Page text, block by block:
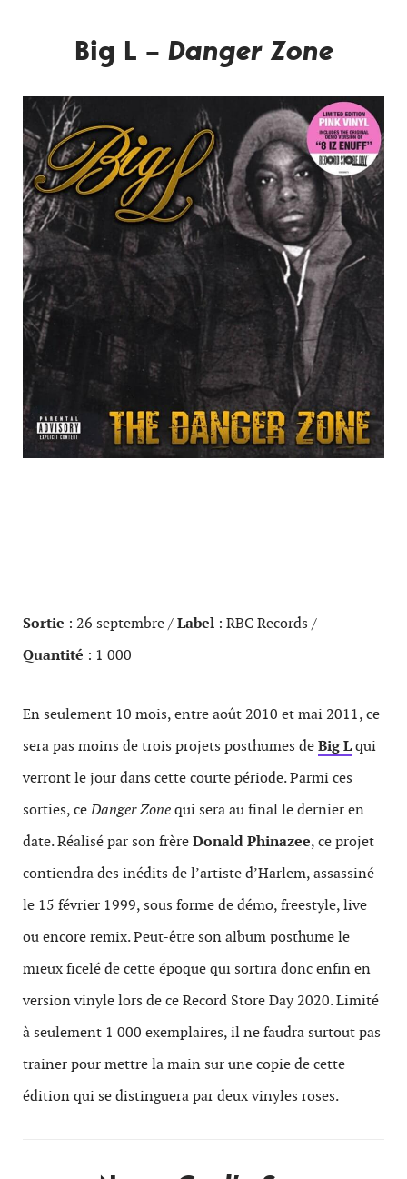
Big L – Danger Zone
Sortie : 26 septembre /Label : RBC Records /
Quantité : 1 000
En seulement 10 mois, entre août 2010 et mai 2011, ce
sera pas moins de trois projets posthumes deBig Lqui
verront le jour dans cette courte période. Parmi ces
sorties, ceDanger Zonequi sera au final le dernier en
date. Réalisé par son frèreDonald Phinazee, ce projet
contiendra des inédits de l’artiste d’Harlem, assassiné
le 15 février 1999, sous forme de démo, freestyle, live
ou encore remix. Peut-être son album posthume le
mieux ficelé de cette époque qui sortira donc enfin en
version vinyle lors de ce Record Store Day 2020. Limité
à seulement 1 000 exemplaires, il ne faudra surtout pas
trainer pour mettre la main sur une copie de cette
édition qui se distinguera par deux vinyles roses.